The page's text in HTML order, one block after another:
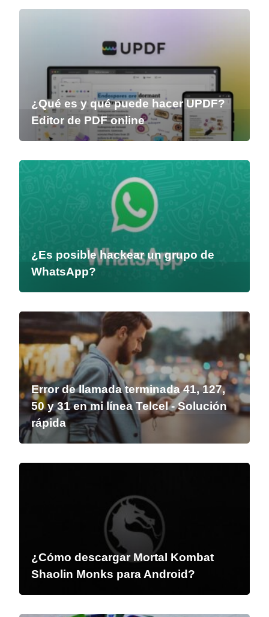
¿Qué es y qué puede hacer UPDF?
Editor de PDF online
¿Es posible hackear un grupo de
WhatsApp?
Error de llamada terminada 41, 127,
50 y 31 en mi línea Telcel - Solución
rápida
¿Cómo descargar Mortal Kombat
Shaolin Monks para Android?